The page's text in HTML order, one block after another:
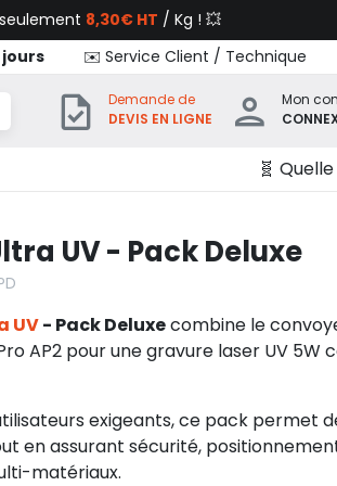
8,30€ HT / Kg ! 💥
jours ✉️ Service Client / Technique
Demande de
DEVIS EN LIGNE
Mon
🧬
UV - Pack Deluxe
UV- Pack Deluxecombine le
AP2 pour une gravure laser UV 5W
exigeants, ce pack permet
en assurant sécurité,
matériaux.